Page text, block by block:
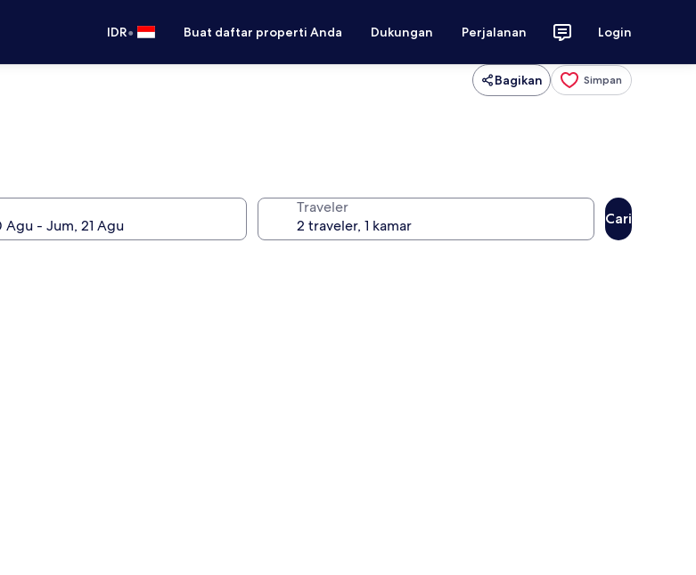
IDR• Buat daftar properti Anda Dukungan Perjalanan Login
Bagikan Simpan
Traveler
Cari